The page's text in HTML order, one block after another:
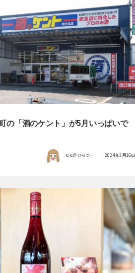
の「酒のケント」が5月いっぱいで
モモ＠ひらつー 2024年3月16日